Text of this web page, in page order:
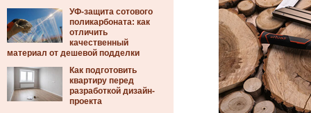
УФ-защита сотового
поликарбоната: как
отличить
качественный
материал от дешевой подделки
Как подготовить
квартиру перед
разработкой дизайн-
проекта